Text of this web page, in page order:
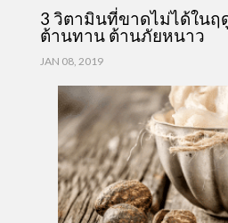
3 วิตามินที่ขาดไม่ได้ใน
ต้านทาน ต้านภัยหนาว
JAN 08, 2019